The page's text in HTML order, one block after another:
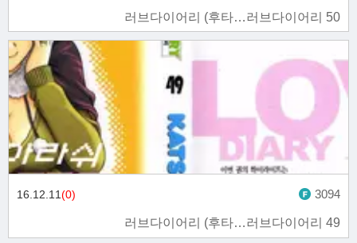
러브다이어리 (후타…러브다이어리 50
러브다이어리 (후타…러브다이어리 49
16.12.11(0) 3094